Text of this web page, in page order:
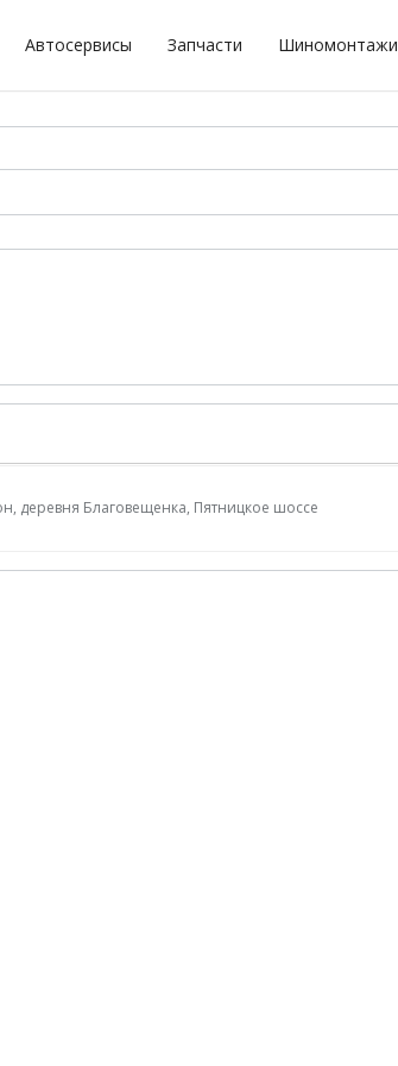
Автосервисы Запчасти Шиномонтажи
деревня Благовещенка, Пятницкое шоссе